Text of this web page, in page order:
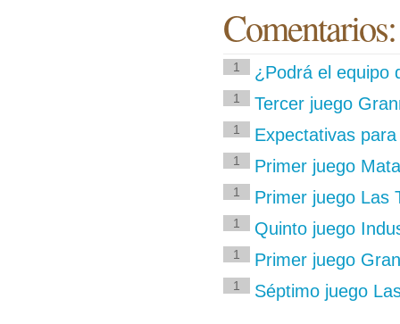
1 ¿Podrá el equipo
1 Tercer juego
1 Expectativas
1 Primer juego
1 Primer juego Las
1 Quinto juego
1 Primer juego
1 Séptimo juego